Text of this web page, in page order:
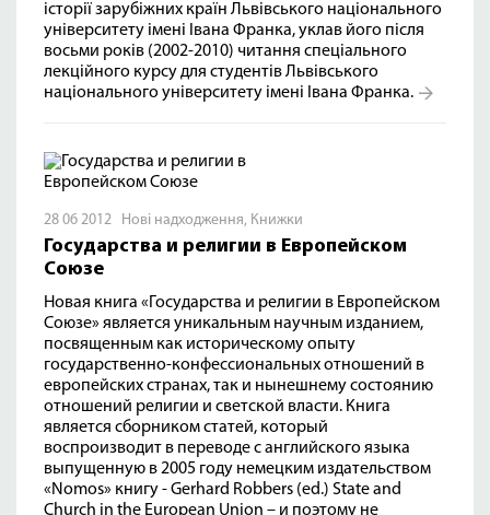
історії зарубіжних країн Львівського національного
університету імені Івана Франка, уклав його після
восьми років (2002-2010) читання спеціального
лекційного курсу для студентів Львівського
національного університету імені Івана Франка.
28 06 2012 Нові надходження, Книжки
Государства и религии в Европейском
Союзе
Новая книга «Государства и религии в Европейском
Союзе» является уникальным научным изданием,
посвященным как историческому опыту
государственно-конфессиональных отношений в
европейских странах, так и нынешнему состоянию
отношений религии и светской власти. Книга
является сборником статей, который
воспроизводит в переводе с английского языка
выпущенную в 2005 году немецким издательством
«Nomos» книгу - Gerhard Robbers (ed.) State and
Church in the European Union – и поэтому не